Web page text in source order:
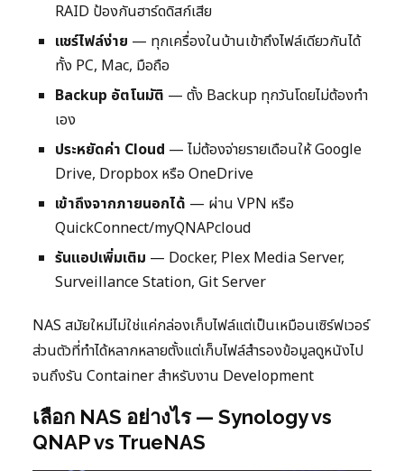
RAID ป้องกันฮาร์ดดิสก์เสีย
แชร์ไฟล์ง่าย — ทุกเครื่องในบ้านเข้าถึงไฟล์เดียวกันได้
ทั้ง PC, Mac, มือถือ
Backup อัตโนมัติ — ตั้ง Backup ทุกวันโดยไม่ต้องทำ
เอง
ประหยัดค่า Cloud — ไม่ต้องจ่ายรายเดือนให้ Google
Drive, Dropbox หรือ OneDrive
เข้าถึงจากภายนอกได้ — ผ่าน VPN หรือ
QuickConnect/myQNAPcloud
รันแอปเพิ่มเติม — Docker, Plex Media Server,
Surveillance Station, Git Server
NAS สมัยใหม่ไม่ใช่แค่กล่องเก็บไฟล์แต่เป็นเหมือนเซิร์ฟเวอร์
ส่วนตัวที่ทำได้หลากหลายตั้งแต่เก็บไฟล์สำรองข้อมูลดูหนังไป
จนถึงรัน Container สำหรับงาน Development
เลือก NAS อย่างไร — Synology vs
QNAP vs TrueNAS